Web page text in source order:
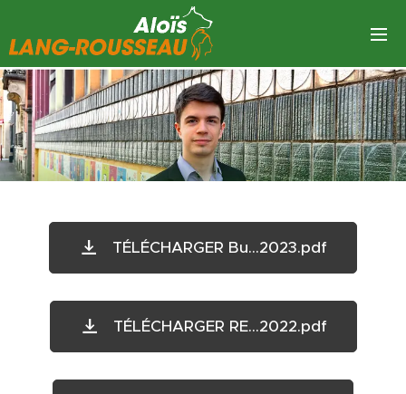
TÉLÉCHARGER Bu...2023.pdf
TÉLÉCHARGER RE...2022.pdf